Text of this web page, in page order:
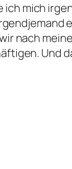
mich
nach
Und